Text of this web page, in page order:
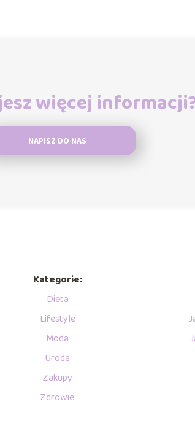
więcej
NAPISZ DO NAS
Kategorie:
Dieta
Lifestyle
Moda
Uroda
Zakupy
Zdrowie